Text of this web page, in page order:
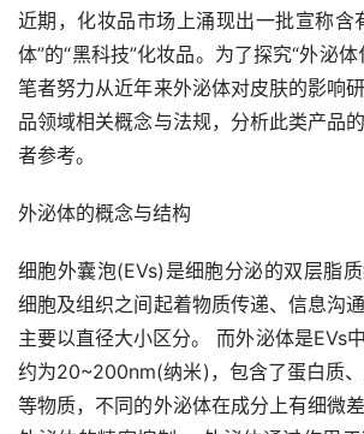
近期，化妆品市场上涌现出一批宣称含
体”的“黑科技”化妆品。为了探究“外泌体
笔者努力从近年来外泌体对皮肤的影响
品领域相关概念与法规，分析此类产品
者参考。
外泌体的概念与结构
细胞外囊泡(EVs)是细胞分泌的双层脂
细胞及组织之间起着物质传递、信息沟
主要以直径大小区分。 而外泌体是EVs
约为20~200nm(纳米)，包含了蛋白质
等物质，不同的外泌体在成分上有细微